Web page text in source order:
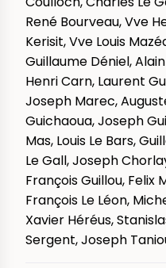
René Bourveau, Vve
Kerisit, Vve Louis
Guillaume Déniel,
Henri Carn, Laurent
Joseph Marec,
Guichaoua, Joseph
Mas, Louis Le Bars,
Le Gall, Joseph
François Guillou, Felix
François Le Léon,
Xavier Héréus,
Sergent, Joseph